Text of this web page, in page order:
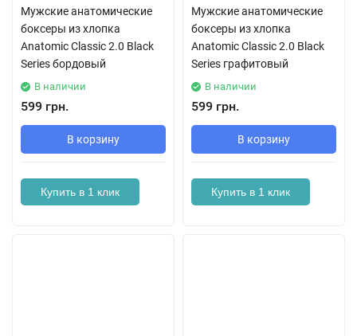
Мужские анатомические
боксеры из хлопка
Anatomic Classic 2.0 Black
Series бордовый
В наличии
599 грн.
В корзину
Купить в 1 клик
Мужские анатомические
боксеры из хлопка
Anatomic Classic 2.0 Black
Series графитовый
В наличии
599 грн.
В корзину
Купить в 1 клик